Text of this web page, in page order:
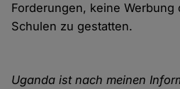
Forderungen, keine Werbung
Schulen zu gestatten.
Uganda ist nach meinen